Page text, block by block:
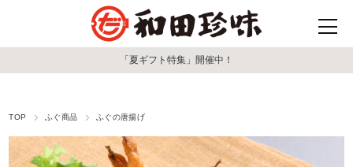
「夏ギフト特集」開催中！
TOP ふぐ商品 ふぐの唐揚げ